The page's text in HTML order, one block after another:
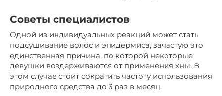
Советы специалистов
Одной из индивидуальных реакций может стать
подсушивание волос и эпидермиса, зачастую это
единственная причина, по которой некоторые
девушки воздерживаются от применения хны. В
этом случае стоит сократить частоту использования
природного средства до 3 раз в месяц.